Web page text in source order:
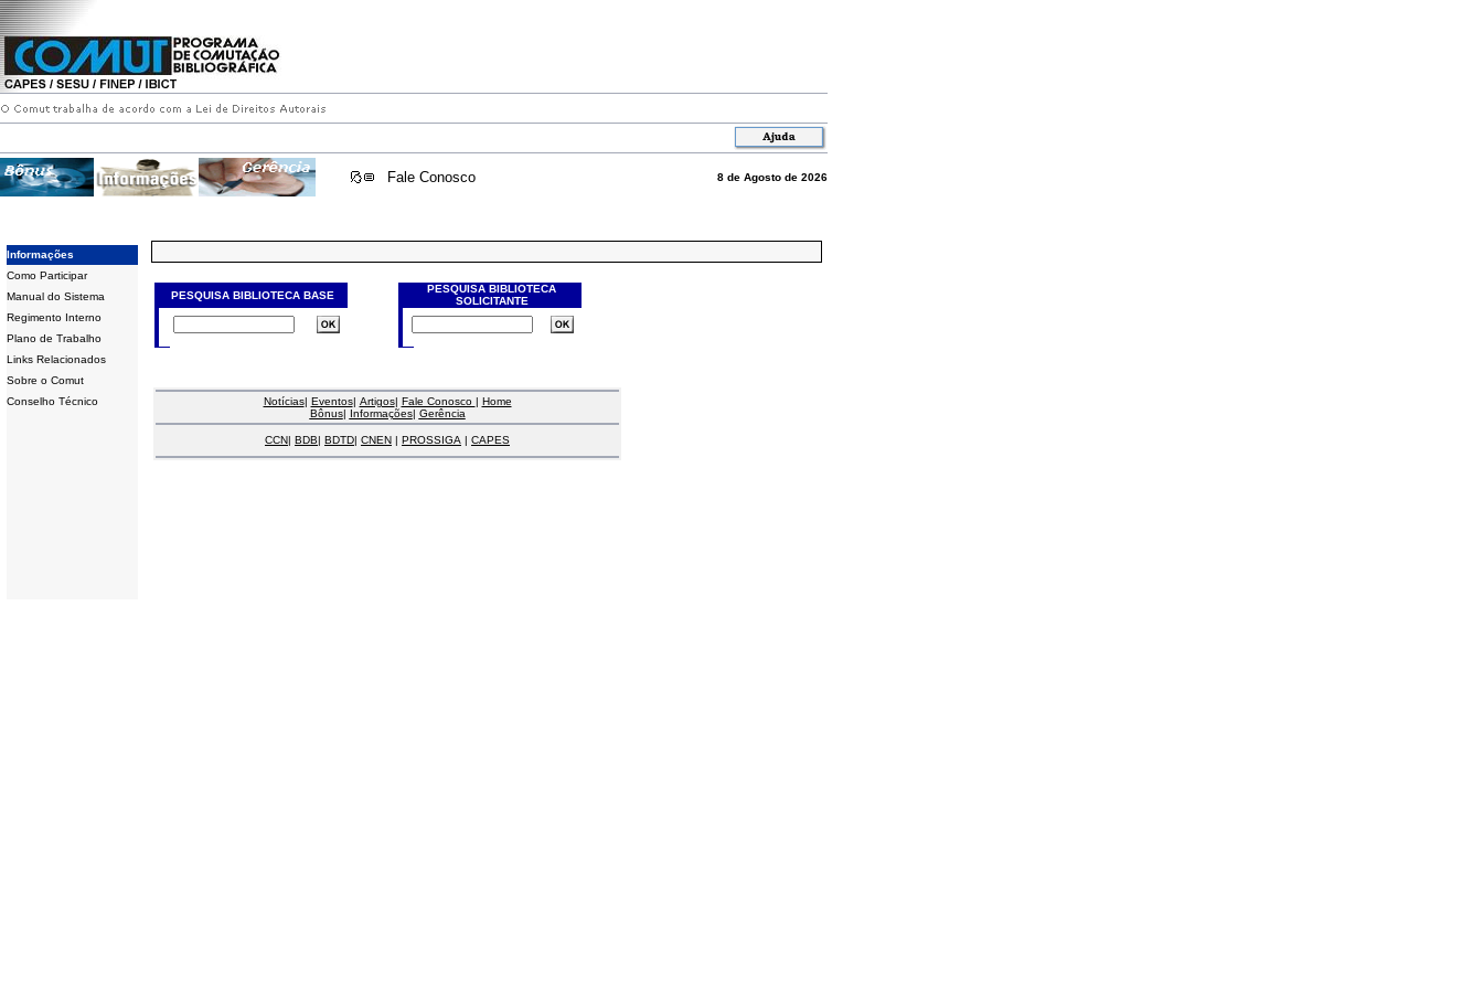
Fale Conosco 8 de Agosto de 2026
Informações
Como Participar
Manual do Sistema
Regimento Interno
Plano de Trabalho
Links Relacionados
Sobre o Comut
Conselho Técnico
PESQUISA BIBLIOTECA BASE
PESQUISA BIBLIOTECA
SOLICITANTE
Notícias| Eventos| Artigos| Fale Conosco | Home
Bônus| Informações| Gerência
CCN| BDB| BDTD| CNEN | PROSSIGA | CAPES